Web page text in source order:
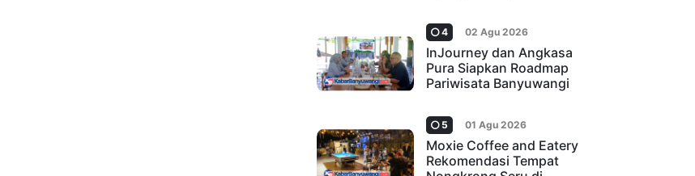
4 02 Agu 2026
InJourney dan Angkasa
Pura Siapkan Roadmap
Pariwisata Banyuwangi
5 01 Agu 2026
Moxie Coffee and Eatery
Rekomendasi Tempat